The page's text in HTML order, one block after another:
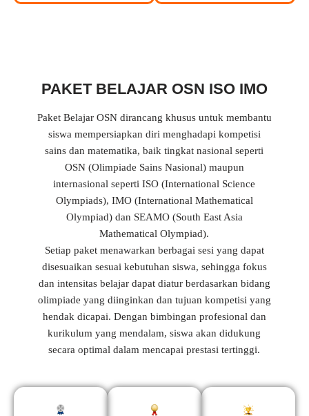
PAKET BELAJAR OSN ISO IMO
Paket Belajar OSN dirancang khusus untuk membantu
siswa mempersiapkan diri menghadapi kompetisi
sains dan matematika, baik tingkat nasional seperti
OSN (Olimpiade Sains Nasional) maupun
internasional seperti ISO (International Science
Olympiads), IMO (International Mathematical
Olympiad) dan SEAMO (South East Asia
Mathematical Olympiad).
Setiap paket menawarkan berbagai sesi yang dapat
disesuaikan sesuai kebutuhan siswa, sehingga fokus
dan intensitas belajar dapat diatur berdasarkan bidang
olimpiade yang diinginkan dan tujuan kompetisi yang
hendak dicapai. Dengan bimbingan profesional dan
kurikulum yang mendalam, siswa akan didukung
secara optimal dalam mencapai prestasi tertinggi.